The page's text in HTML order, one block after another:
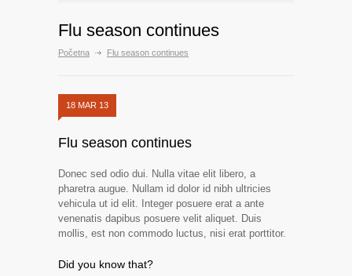
Flu season continues
Početna Flu season continues
18 MAR 13
Flu season continues
Donec sed odio dui. Nulla vitae elit libero, a
pharetra augue. Nullam id dolor id nibh ultricies
vehicula ut id elit. Integer posuere erat a ante
venenatis dapibus posuere velit aliquet. Duis
mollis, est non commodo luctus, nisi erat porttitor.
Did you know that?